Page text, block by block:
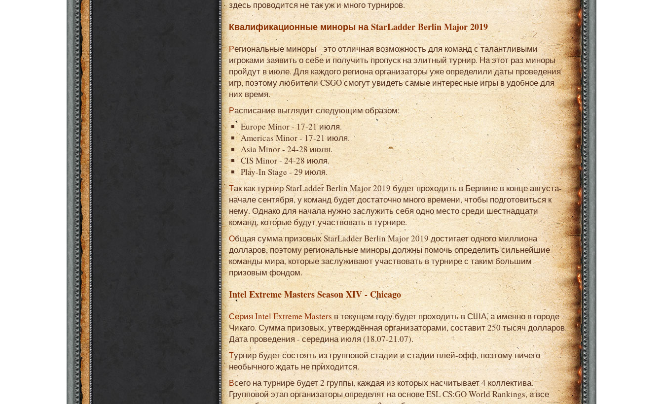
здесь проводится не так уж и много турниров.
Квалификационные миноры на StarLadder Berlin Major 2019
Региональные миноры - это отличная возможность для команд с талантливыми
игроками заявить о себе и получить пропуск на элитный турнир. На этот раз миноры
пройдут в июле. Для каждого региона организаторы уже определили даты проведения
игр, поэтому любители CSGO смогут увидеть самые интересные игры в удобное для
них время.
Расписание выглядит следующим образом:
Europe Minor - 17-21 июля.
Americas Minor - 17-21 июля.
Asia Minor - 24-28 июля.
CIS Minor - 24-28 июля.
Play-In Stage - 29 июля.
Так как турнир StarLadder Berlin Major 2019 будет проходить в Берлине в конце августа-
начале сентября, у команд будет достаточно много времени, чтобы подготовиться к
нему. Однако для начала нужно заслужить себя одно место среди шестнадцати
команд, которые будут участвовать в турнире.
Общая сумма призовых StarLadder Berlin Major 2019 достигает одного миллиона
долларов, поэтому региональные миноры должны помочь определить сильнейшие
команды мира, которые заслуживают участвовать в турнире с таким большим
призовым фондом.
Intel Extreme Masters Season XIV - Chicago
Серия Intel Extreme Masters в текущем году будет проходить в США, а именно в городе
Чикаго. Сумма призовых, утверждённая организаторами, составит 250 тысяч долларов.
Дата проведения - середина июля (18.07-21.07).
Турнир будет состоять из групповой стадии и стадии плей-офф, поэтому ничего
необычного ждать не приходится.
Всего на турнире будет 2 группы, каждая из которых насчитывает 4 коллектива.
Групповой этап организаторы определят на основе ESL CS:GO World Rankings, а все